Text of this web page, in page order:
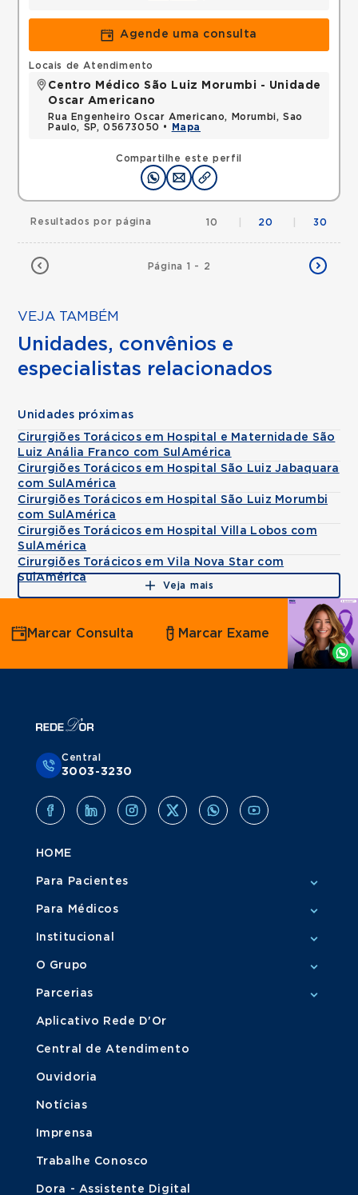
Agende uma consulta
Compartilhe este perfil
Locais de Atendimento
Centro Médico São Luiz Morumbi - Unidade
Oscar Americano
Rua Engenheiro Oscar Americano, Morumbi, Sao
Paulo, SP, 05673050 •
Mapa
Página 1 - 2
Resultados por página 10 20 30
VEJA TAMBÉM
Unidades, convênios e
especialistas relacionados
Unidades próximas
Cirurgiões Torácicos em Hospital e Maternidade São
Luiz Anália Franco com SulAmérica
Cirurgiões Torácicos em Hospital São Luiz Jabaquara
com SulAmérica
Cirurgiões Torácicos em Hospital São Luiz Morumbi
com SulAmérica
Cirurgiões Torácicos em Hospital Villa Lobos com
SulAmérica
Cirurgiões Torácicos em Vila Nova Star com
SulAmérica
Veja mais
Agende
por
Whatsapp
Marcar Consulta Marcar Exame
Central
3003-3230
HOME
Para Pacientes
Para Médicos
Institucional
O Grupo
Parcerias
Aplicativo Rede D'Or
Central de Atendimento
Ouvidoria
Notícias
Imprensa
Trabalhe Conosco
Dora - Assistente Digital